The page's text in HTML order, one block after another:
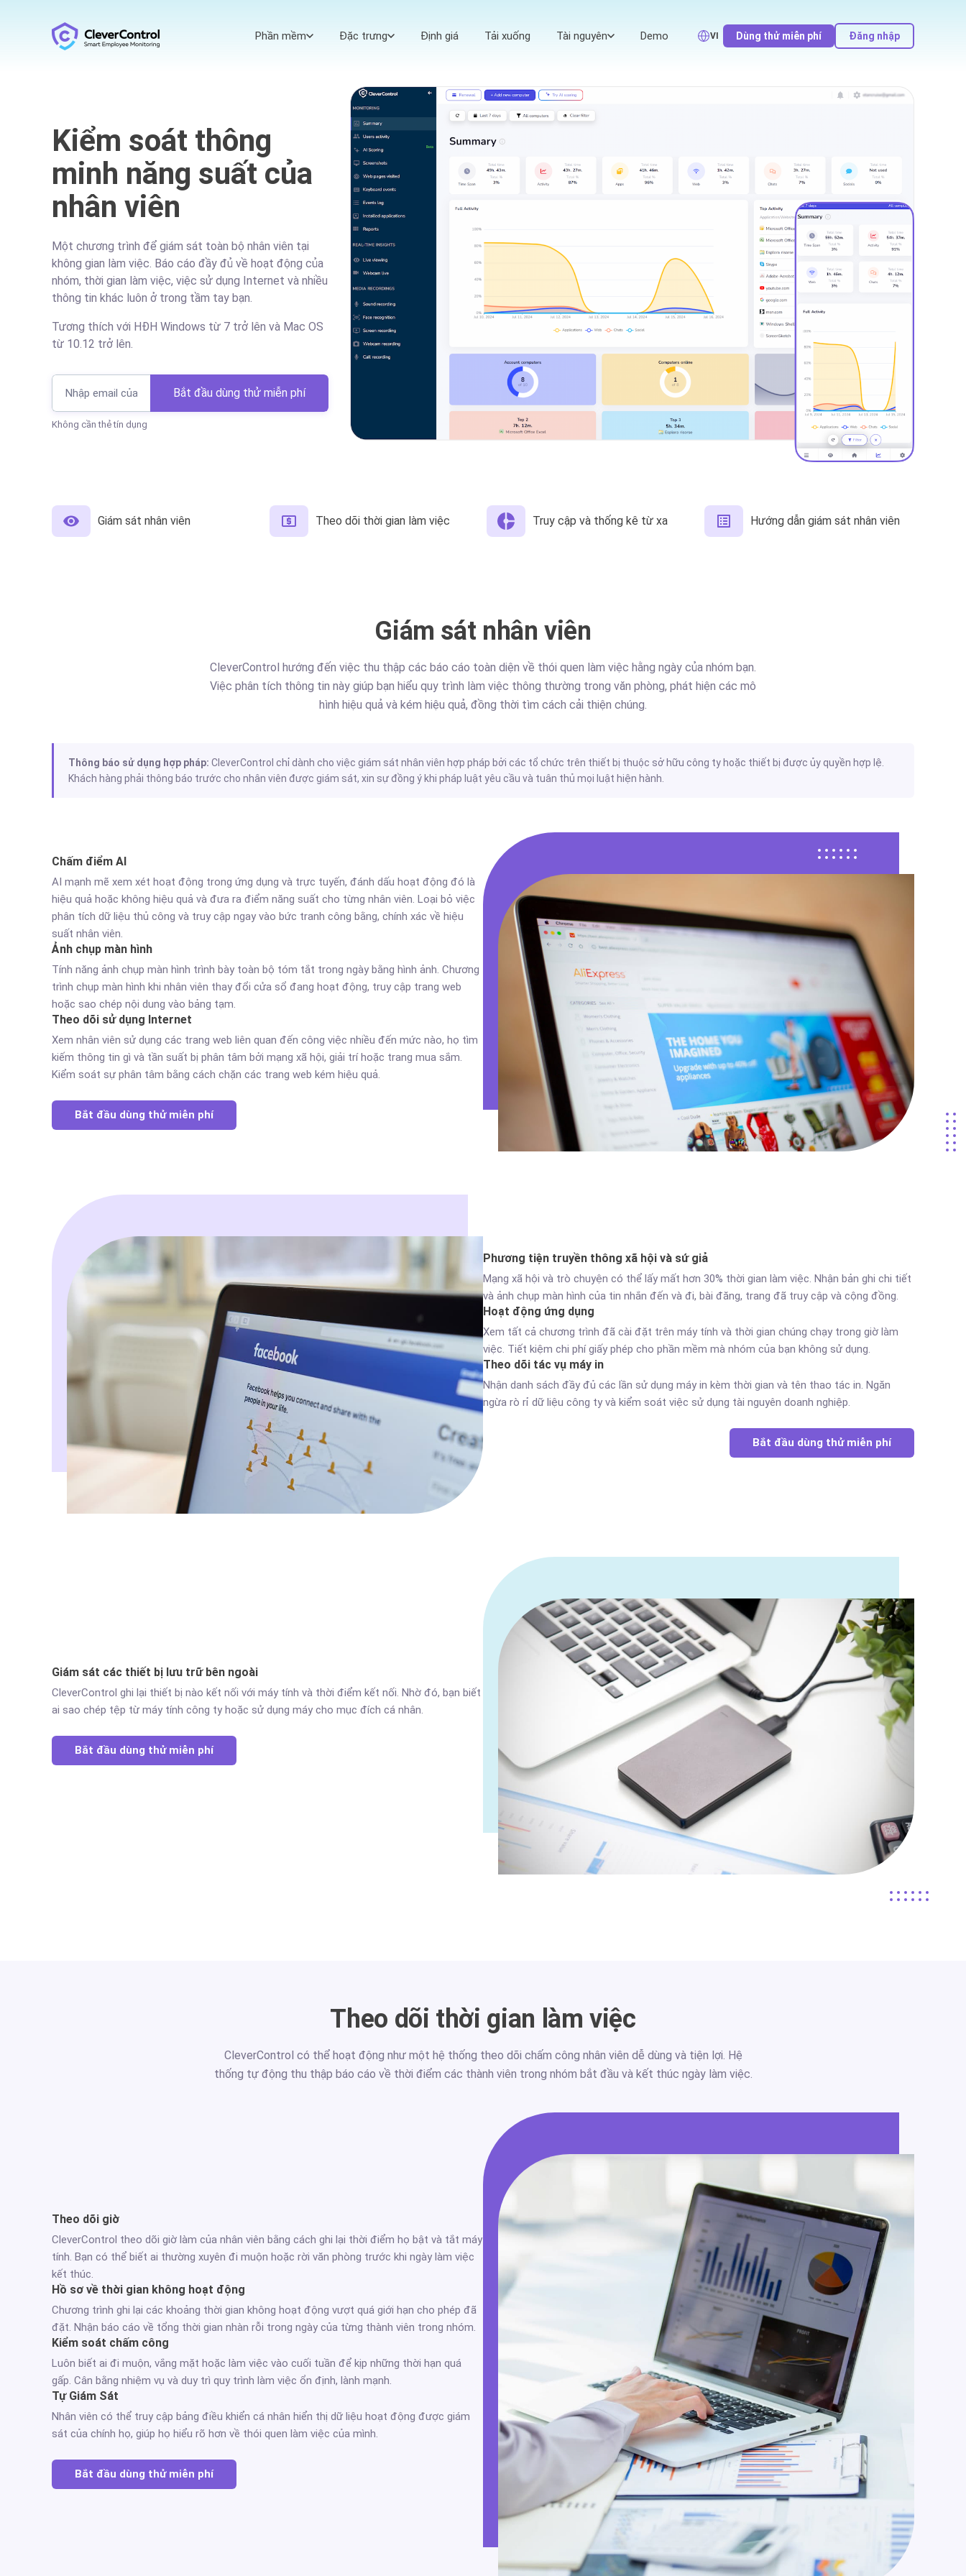
Phần mềm Đặc trưng Định giá Tải xuống Tài nguyên Demo VI Dùng thử miễn phí Đăng nhập
Kiểm soát thông
minh năng suất của
nhân viên
Một chương trình để giám sát toàn bộ nhân viên tại
không gian làm việc. Báo cáo đầy đủ về hoạt động của
nhóm, thời gian làm việc, việc sử dụng Internet và nhiều
thông tin khác luôn ở trong tầm tay bạn.
Tương thích với HĐH Windows từ 7 trở lên và Mac OS
từ 10.12 trở lên.
Bắt đầu dùng thử miễn phí
Không cần thẻ tín dụng
Giám sát nhân viên Theo dõi thời gian làm việc Truy cập và thống kê từ xa Hướng dẫn giám sát nhân viên
Giám sát nhân viên
CleverControl hướng đến việc thu thập các báo cáo toàn diện về thói quen làm việc hằng ngày của nhóm bạn.
Việc phân tích thông tin này giúp bạn hiểu quy trình làm việc thông thường trong văn phòng, phát hiện các mô
hình hiệu quả và kém hiệu quả, đồng thời tìm cách cải thiện chúng.
Thông báo sử dụng hợp pháp: CleverControl chỉ dành cho việc giám sát nhân viên hợp pháp bởi các tổ chức trên thiết bị thuộc sở hữu công ty hoặc thiết bị được ủy quyền hợp lệ.
Khách hàng phải thông báo trước cho nhân viên được giám sát, xin sự đồng ý khi pháp luật yêu cầu và tuân thủ mọi luật hiện hành.
Chấm điểm AI
AI mạnh mẽ xem xét hoạt động trong ứng dụng và trực tuyến, đánh dấu hoạt động đó là
hiệu quả hoặc không hiệu quả và đưa ra điểm năng suất cho từng nhân viên. Loại bỏ việc
phân tích dữ liệu thủ công và truy cập ngay vào bức tranh công bằng, chính xác về hiệu
suất nhân viên.
Ảnh chụp màn hình
Tính năng ảnh chụp màn hình trình bày toàn bộ tóm tắt trong ngày bằng hình ảnh. Chương
trình chụp màn hình khi nhân viên thay đổi cửa sổ đang hoạt động, truy cập trang web
hoặc sao chép nội dung vào bảng tạm.
Theo dõi sử dụng Internet
Xem nhân viên sử dụng các trang web liên quan đến công việc nhiều đến mức nào, họ tìm
kiếm thông tin gì và tần suất bị phân tâm bởi mạng xã hội, giải trí hoặc trang mua sắm.
Kiểm soát sự phân tâm bằng cách chặn các trang web kém hiệu quả.
Bắt đầu dùng thử miễn phí
Phương tiện truyền thông xã hội và sứ giả
Mạng xã hội và trò chuyện có thể lấy mất hơn 30% thời gian làm việc. Nhận bản ghi chi tiết
và ảnh chụp màn hình của tin nhắn đến và đi, bài đăng, trang đã truy cập và cộng đồng.
Hoạt động ứng dụng
Xem tất cả chương trình đã cài đặt trên máy tính và thời gian chúng chạy trong giờ làm
việc. Tiết kiệm chi phí giấy phép cho phần mềm mà nhóm của bạn không sử dụng.
Theo dõi tác vụ máy in
Nhận danh sách đầy đủ các lần sử dụng máy in kèm thời gian và tên thao tác in. Ngăn
ngừa rò rỉ dữ liệu công ty và kiểm soát việc sử dụng tài nguyên doanh nghiệp.
Bắt đầu dùng thử miễn phí
Giám sát các thiết bị lưu trữ bên ngoài
CleverControl ghi lại thiết bị nào kết nối với máy tính và thời điểm kết nối. Nhờ đó, bạn biết
ai sao chép tệp từ máy tính công ty hoặc sử dụng máy cho mục đích cá nhân.
Bắt đầu dùng thử miễn phí
Theo dõi thời gian làm việc
CleverControl có thể hoạt động như một hệ thống theo dõi chấm công nhân viên dễ dùng và tiện lợi. Hệ
thống tự động thu thập báo cáo về thời điểm các thành viên trong nhóm bắt đầu và kết thúc ngày làm việc.
Theo dõi giờ
CleverControl theo dõi giờ làm của nhân viên bằng cách ghi lại thời điểm họ bật và tắt máy
tính. Bạn có thể biết ai thường xuyên đi muộn hoặc rời văn phòng trước khi ngày làm việc
kết thúc.
Hồ sơ về thời gian không hoạt động
Chương trình ghi lại các khoảng thời gian không hoạt động vượt quá giới hạn cho phép đã
đặt. Nhận báo cáo về tổng thời gian nhàn rỗi trong ngày của từng thành viên trong nhóm.
Kiểm soát chấm công
Luôn biết ai đi muộn, vắng mặt hoặc làm việc vào cuối tuần để kịp những thời hạn quá
gấp. Cân bằng nhiệm vụ và duy trì quy trình làm việc ổn định, lành mạnh.
Tự Giám Sát
Nhân viên có thể truy cập bảng điều khiển cá nhân hiển thị dữ liệu hoạt động được giám
sát của chính họ, giúp họ hiểu rõ hơn về thói quen làm việc của mình.
Bắt đầu dùng thử miễn phí